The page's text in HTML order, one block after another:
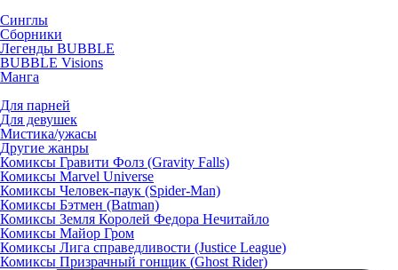
Синглы
Сборники
Легенды BUBBLE
BUBBLE Visions
Манга
Для парней
Для девушек
Мистика/ужасы
Другие жанры
Комиксы Гравити Фолз (Gravity Falls)
Комиксы Marvel Universe
Комиксы Человек-паук (Spider-Man)
Комиксы Бэтмен (Batman)
Комиксы Земля Королей Федора Нечитайло
Комиксы Майор Гром
Комиксы Лига справедливости (Justice League)
Комиксы Призрачный гонщик (Ghost Rider)